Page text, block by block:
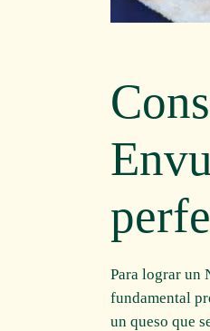
Para lograr un
fundamental
un queso que